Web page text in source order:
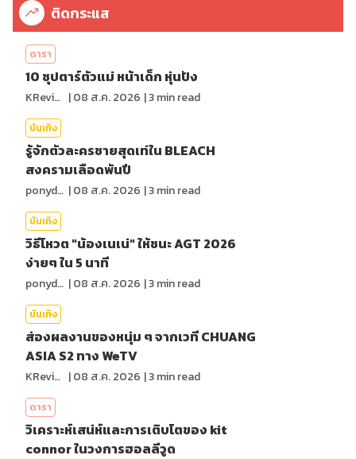
ติดกระแส
ดารา
10 ซุปตาร์ตัวแม่ หน้าเด็ก หุ่นปัง
KReview |08 ส.ค. 2026 |3min read
บันเทิง
รู้จักตัวละครชายสุดเท่ใน BLEACH
สงครามเลือดพันปี
ponydiary |08 ส.ค. 2026 |3min read
บันเทิง
วิธีโหวต "น้องเนเน่" ให้ชนะ AGT 2026
ง่ายๆ ใน 5 นาที
ponydiary |08 ส.ค. 2026 |3min read
บันเทิง
ส่องผลงานของหนุ่ม ๆ จากเวที CHUANG
ASIA S2 ทาง WeTV
KReview |08 ส.ค. 2026 |3min read
ดารา
วิเคราะห์เสน่ห์และการเติบโตของ kit
connor ในวงการฮอลลีวูด